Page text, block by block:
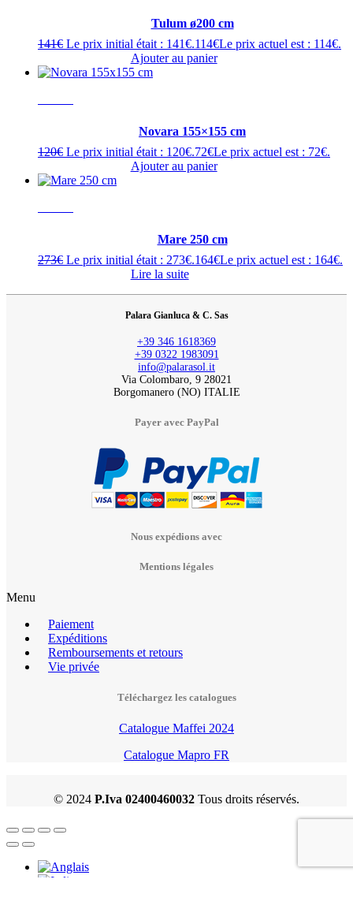
Tulum ø200 cm
141€ Le prix initial était : 141€.114€Le prix actuel est : 114€.
Ajouter au panier
Novara 155×155 cm
120€ Le prix initial était : 120€.72€Le prix actuel est : 72€.
Ajouter au panier
Mare 250 cm
273€ Le prix initial était : 273€.164€Le prix actuel est : 164€.
Lire la suite
Palara Gianluca & C. Sas
+39 346 1618369
+39 0322 1983091
info@palarasol.it
Via Colombaro, 9 28021
Borgomanero (NO) ITALIE
Payer avec PayPal
Nous expédions avec
Mentions légales
Menu
Paiement
Expéditions
Remboursements et retours
Vie privée
Téléchargez les catalogues
Catalogue Maffei 2024
Catalogue Mapro FR
© 2024 P.Iva 02400460032 Tous droits réservés.